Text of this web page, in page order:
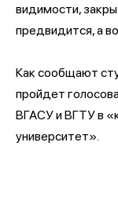
видимости,
предвидится, а
Как сообщают
пройдет
ВГАСУ и ВГТУ в
университет».